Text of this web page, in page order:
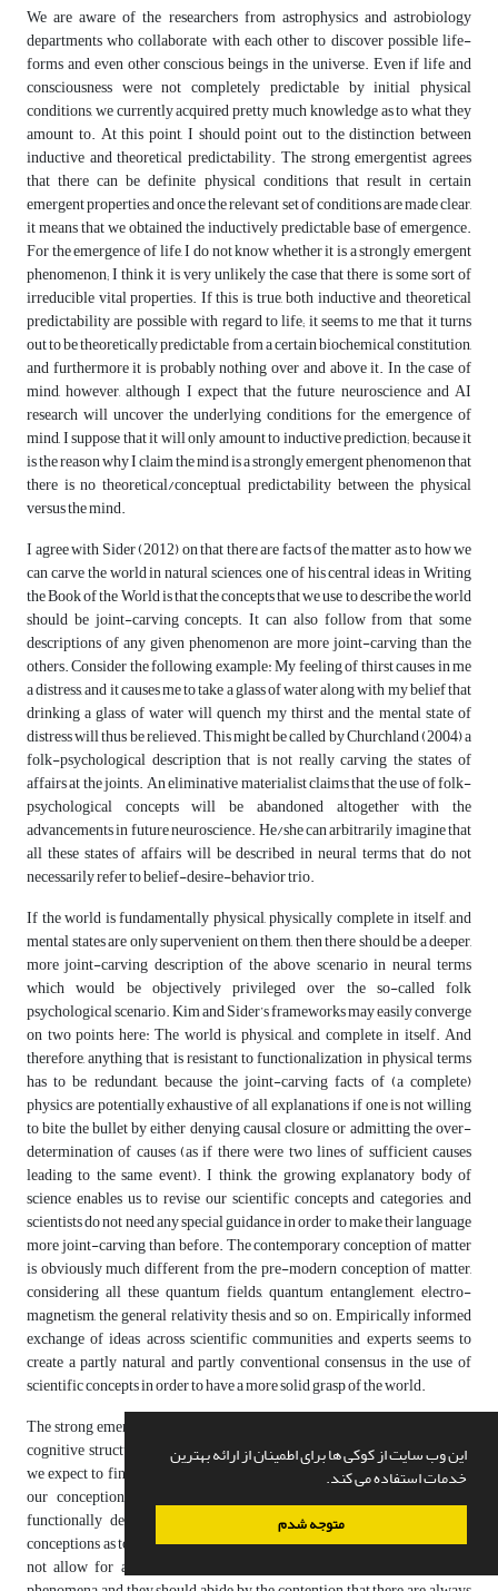
این وب سایت از کوکی ها برای اطمینان از ارائه بهترین
خدمات استفاده می کند.
متوجه شدم
We are aware of the researchers from astrophysics and astrobiology
departments who collaborate with each other to discover possible life-
forms and even other conscious beings in the universe. Even if life and
consciousness were not completely predictable by initial physical
conditions, we currently acquired pretty much knowledge as to what they
amount to. At this point, I should point out to the distinction between
inductive and theoretical predictability. The strong emergentist agrees
that there can be definite physical conditions that result in certain
emergent properties, and once the relevant set of conditions are made clear,
it means that we obtained the inductively predictable base of emergence.
For the emergence of life, I do not know whether it is a strongly emergent
phenomenon; I think it is very unlikely the case that there is some sort of
irreducible vital properties. If this is true, both inductive and theoretical
predictability are possible with regard to life; it seems to me that it turns
out to be theoretically predictable from a certain biochemical constitution,
and furthermore it is probably nothing over and above it. In the case of
mind, however, although I expect that the future neuroscience and AI
research will uncover the underlying conditions for the emergence of
mind, I suppose that it will only amount to inductive prediction; because it
is the reason why I claim the mind is a strongly emergent phenomenon that
there is no theoretical/conceptual predictability between the physical
versus the mind.
I agree with Sider (2012) on that there are facts of the matter as to how we
can carve the world in natural sciences, one of his central ideas in Writing
the Book of the World is that the concepts that we use to describe the world
should be joint-carving concepts. It can also follow from that some
descriptions of any given phenomenon are more joint-carving than the
others. Consider the following example: My feeling of thirst causes in me
a distress, and it causes me to take a glass of water along with my belief that
drinking a glass of water will quench my thirst and the mental state of
distress will thus be relieved. This might be called by Churchland (2004) a
folk-psychological description that is not really carving the states of
affairs at the joints. An eliminative materialist claims that the use of folk-
psychological concepts will be abandoned altogether with the
advancements in future neuroscience. He/she can arbitrarily imagine that
all these states of affairs will be described in neural terms that do not
necessarily refer to belief-desire-behavior trio.
If the world is fundamentally physical, physically complete in itself, and
mental states are only supervenient on them, then there should be a deeper,
more joint-carving description of the above scenario in neural terms
which would be objectively privileged over the so-called folk
psychological scenario. Kim and Sider’s frameworks may easily converge
on two points here: The world is physical, and complete in itself. And
therefore, anything that is resistant to functionalization in physical terms
has to be redundant, because the joint-carving facts of (a complete)
physics are potentially exhaustive of all explanations if one is not willing
to bite the bullet by either denying causal closure or admitting the over-
determination of causes (as if there were two lines of sufficient causes
leading to the same event). I think, the growing explanatory body of
science enables us to revise our scientific concepts and categories, and
scientists do not need any special guidance in order to make their language
more joint-carving than before. The contemporary conception of matter
is obviously much different from the pre-modern conception of matter,
considering all these quantum fields, quantum entanglement, electro-
magnetism, the general relativity thesis and so on. Empirically informed
exchange of ideas across scientific communities and experts seems to
create a partly natural and partly conventional consensus in the use of
scientific concepts in order to have a more solid grasp of the world.
The strong emergentist will not have any difficulty in admitting that our
cognitive structure will be much better understood by neuroscience and
we expect to find many functional regularities that will extensively alter
our conception of mind, since many of our mental states can be
functionally derivate and thus, we can always expect to find better
conceptions as to how the mind works. So, the strong emergentists should
not allow for arbitrary conceptions either of the mental or physical